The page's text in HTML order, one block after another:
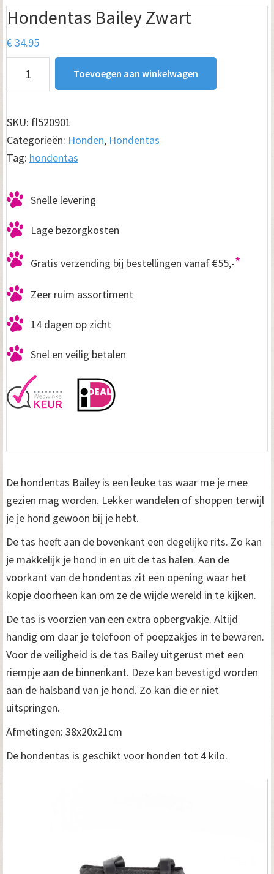
Hondentas Bailey Zwart
€34.95
Bailey
aantal
Toevoegen aan winkelwagen
SKU: fl520901
Categorieën: Honden, Hondentas
Tag: hondentas
Snelle levering
Lage bezorgkosten
Gratis verzending bij bestellingen vanaf €55,-*
Zeer ruim assortiment
14 dagen op zicht
Snel en veilig betalen
De hondentas Bailey is een leuke tas waar me je mee
gezien mag worden. Lekker wandelen of shoppen terwijl
je je hond gewoon bij je hebt.
De tas heeft aan de bovenkant een degelijke rits. Zo kan
je makkelijk je hond in en uit de tas halen. Aan de
voorkant van de hondentas zit een opening waar het
kopje doorheen kan om ze de wijde wereld in te kijken.
De tas is voorzien van een extra opbergvakje. Altijd
handig om daar je telefoon of poepzakjes in te bewaren.
Voor de veiligheid is de tas Bailey uitgerust met een
riempje aan de binnenkant. Deze kan bevestigd worden
aan de halsband van je hond. Zo kan die er niet
uitspringen.
Afmetingen: 38x20x21cm
De hondentas is geschikt voor honden tot 4 kilo.